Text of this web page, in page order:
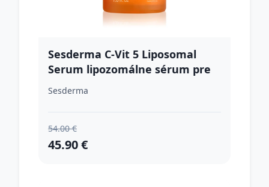
Sesderma C-Vit 5 Liposomal
Serum lipozomálne sérum pre
rozjasnenie pleti 30 ml
Sesderma
54.00 €
45.90 €